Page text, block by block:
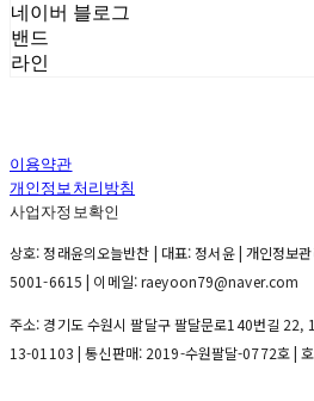
네이버 블로그
밴드
라인
이용약관
개인정보처리방침
사업자정보확인
상호: 정래윤의오늘반찬 | 대표: 정서윤 | 개인정보
5001-6615 | 이메일: raeyoon79@naver.com
주소: 경기도 수원시 팔달구 팔달문로140번길 22,
13-01103 | 통신판매: 2019-수원팔달-0772호|